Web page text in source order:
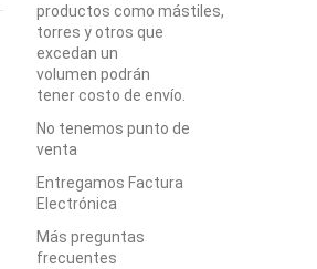
productos como mástiles,
torres y otros que
excedan un
volumen podrán
tener costo de envío.
No tenemos punto de
venta
Entregamos Factura
Electrónica
Más preguntas
frecuentes